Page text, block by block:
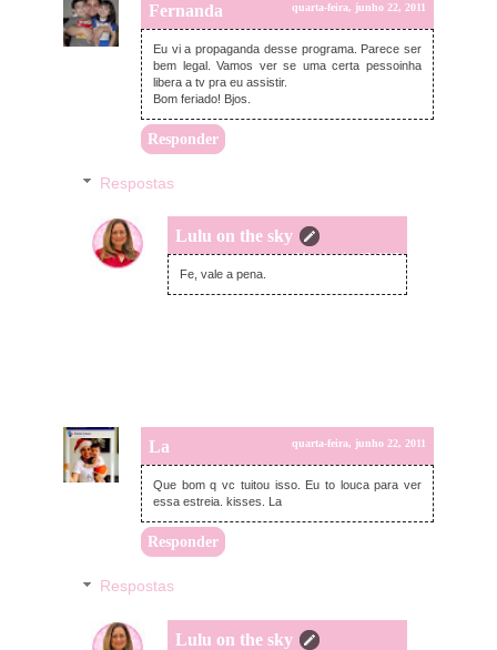
Fernanda quarta-feira, junho 22, 2011
Eu vi a propaganda desse programa. Parece ser
bem legal. Vamos ver se uma certa pessoinha
libera a tv pra eu assistir.
Bom feriado! Bjos.
Responder
Respostas
Lulu on the sky
terça-feira, janeiro 17, 2017
Fe, vale a pena.
La quarta-feira, junho 22, 2011
Que bom q vc tuitou isso. Eu to louca para ver
essa estreia. kisses. La
Responder
Respostas
Lulu on the sky